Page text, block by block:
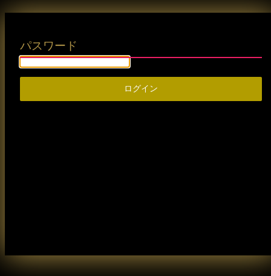
パスワード